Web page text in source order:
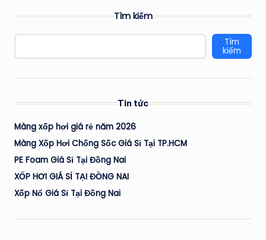
Tìm kiếm
Tìm
kiếm
Tin tức
Màng xốp hơi giá rẻ năm 2026
Màng Xốp Hơi Chống Sốc Giá Sỉ Tại TP.HCM
PE Foam Giá Sỉ Tại Đồng Nai
XỐP HƠI GIÁ SỈ TẠI ĐỒNG NAI
Xốp Nổ Giá Sỉ Tại Đồng Nai